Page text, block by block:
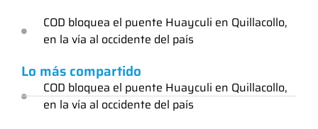
COD bloquea el puente Huayculi en Quillacollo,
en la vía al occidente del país
Lo más compartido
COD bloquea el puente Huayculi en Quillacollo,
en la vía al occidente del país